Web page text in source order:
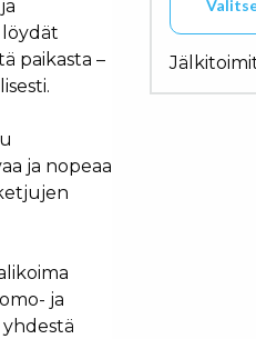
paikasta –
ja nopeaa
ja
Tällä